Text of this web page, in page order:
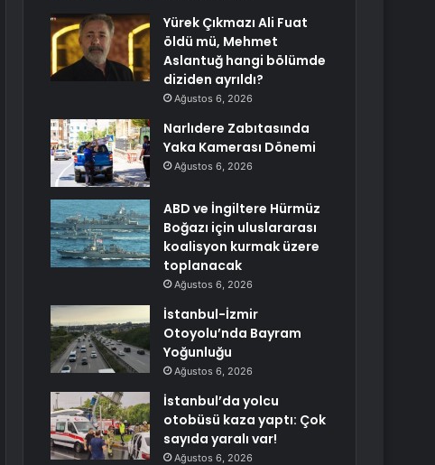
Yürek Çıkmazı Ali Fuat
öldü mü, Mehmet
Aslantuğ hangi bölümde
diziden ayrıldı?
Ağustos 6, 2026
Narlıdere Zabıtasında
Yaka Kamerası Dönemi
Ağustos 6, 2026
ABD ve İngiltere Hürmüz
Boğazı için uluslararası
koalisyon kurmak üzere
toplanacak
Ağustos 6, 2026
İstanbul-İzmir
Otoyolu’nda Bayram
Yoğunluğu
Ağustos 6, 2026
İstanbul’da yolcu
otobüsü kaza yaptı: Çok
sayıda yaralı var!
Ağustos 6, 2026